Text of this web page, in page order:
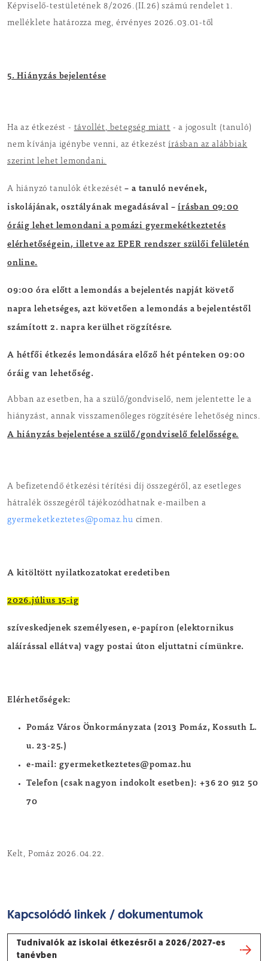
Képviselő-testületének 8/2026.(II.26) számú rendelet 1.
melléklete határozza meg, érvényes 2026.03.01-től
5. Hiányzás bejelentése
Ha az étkezést - távollét, betegség miatt - a jogosult (tanuló)
nem kívánja igénybe venni, az étkezéstírásban az alábbiak
szerint lehet lemondani.
A hiányzó tanulók étkezését – a tanuló nevének,
iskolájának, osztályának megadásával –írásban 09:00
óráig lehet lemondani a pomázi gyermekétkeztetés
elérhetőségein, illetve az EPER rendszer szülői felületén
online.
09:00 óra előtt a lemondás a bejelentés napját követő
napra lehetséges, azt követően a lemondás a bejelentéstől
számított 2. napra kerülhet rögzítésre.
A hétfői étkezés lemondására előző hét pénteken 09:00
óráig van lehetőség.
Abban az esetben, ha a szülő/gondviselő, nem jelentette le a
hiányzást, annak visszamenőleges rögzítésére lehetőség nincs.
A hiányzás bejelentése a szülő/gondviselő felelőssége.
A befizetendő étkezési térítési díj összegéről, az esetleges
hátralék összegéről tájékozódhatnak e-mailben a
gyermeketkeztetes@pomaz.hu címen.
A kitöltött nyilatkozatokat eredetiben
2026.július 15-ig
szíveskedjenek személyesen, e-papíron (elektornikus
aláírással ellátva) vagy postai úton eljuttatni címünkre.
Elérhetőségek:
Pomáz Város Önkormányzata (2013 Pomáz, Kossuth L.
u. 23-25.)
e-mail: gyermeketkeztetes@pomaz.hu
Telefon (csak nagyon indokolt esetben): +36 20 912 50
70
Kelt, Pomáz 2026.04.22.
Kapcsolódó linkek / dokumentumok
Tudnivalók az iskolai étkezésről a 2026/2027-es
tanévben